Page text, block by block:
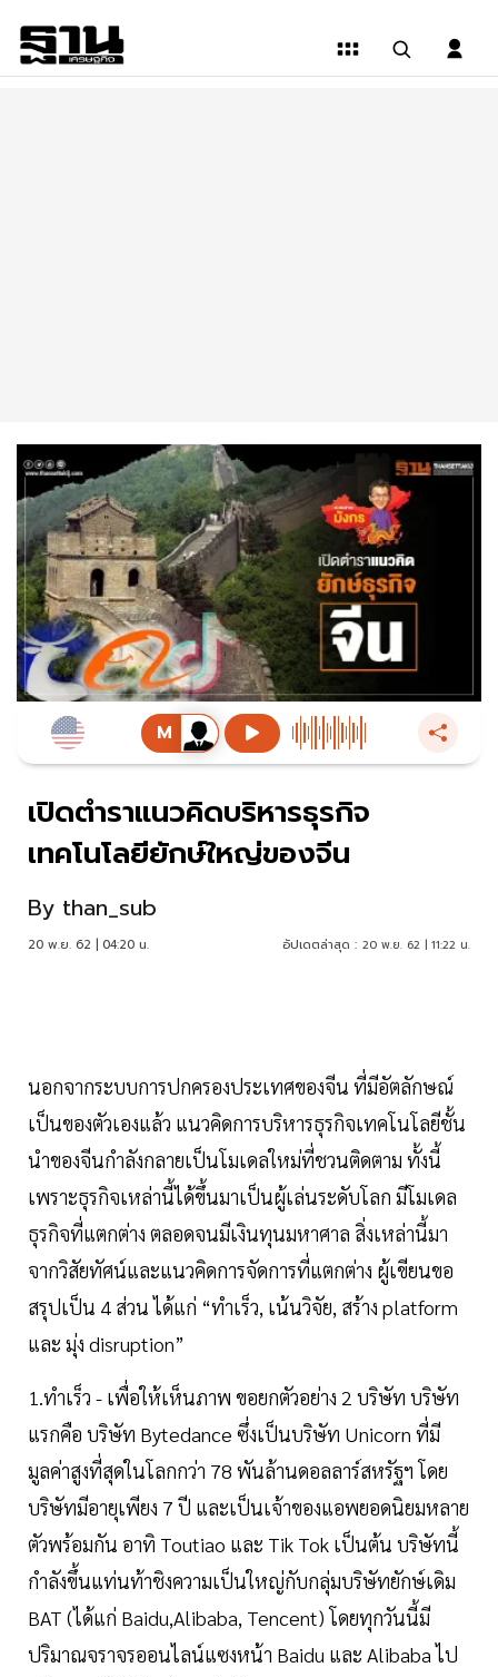
เปิดตำราแนวคิดบริหารธุรกิจ
เทคโนโลยียักษ์ใหญ่ของจีน
By than_sub
20 พ.ย. 62 | 04:20 น. อัปเดตล่าสุด : 20 พ.ย. 62 | 11:22 น.
นอกจากระบบการปกครองประเทศของจีน ที่มีอัตลักษณ์
เป็นของตัวเองแล้ว แนวคิดการบริหารธุรกิจเทคโนโลยีชั้น
นำของจีนกำลังกลายเป็นโมเดลใหม่ที่ชวนติดตาม ทั้งนี้
เพราะธุรกิจเหล่านี้ได้ขึ้นมาเป็นผู้เล่นระดับโลก มีโมเดล
ธุรกิจที่แตกต่าง ตลอดจนมีเงินทุนมหาศาล สิ่งเหล่านี้มา
จากวิสัยทัศน์และแนวคิดการจัดการที่แตกต่าง ผู้เขียนขอ
สรุปเป็น 4 ส่วน ได้แก่ “ทำเร็ว, เน้นวิจัย, สร้าง platform
และ มุ่ง disruption”
1.ทำเร็ว - เพื่อให้เห็นภาพ ขอยกตัวอย่าง 2 บริษัท บริษัท
แรกคือ บริษัท Bytedance ซึ่งเป็นบริษัท Unicorn ที่มี
มูลค่าสูงที่สุดในโลกกว่า 78 พันล้านดอลลาร์สหรัฐฯ โดย
บริษัทมีอายุเพียง 7 ปี และเป็นเจ้าของแอพยอดนิยมหลาย
ตัวพร้อมกัน อาทิ Toutiao และ Tik Tok เป็นต้น บริษัทนี้
กำลังขึ้นแท่นท้าชิงความเป็นใหญ่กับกลุ่มบริษัทยักษ์เดิม
BAT (ได้แก่ Baidu,Alibaba, Tencent) โดยทุกวันนี้มี
ปริมาณจราจรออนไลน์แซงหน้า Baidu และ Alibaba ไป